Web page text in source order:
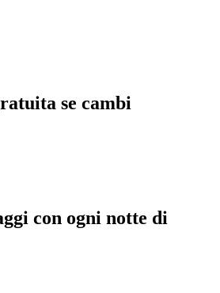
se cambi
con ogni notte di